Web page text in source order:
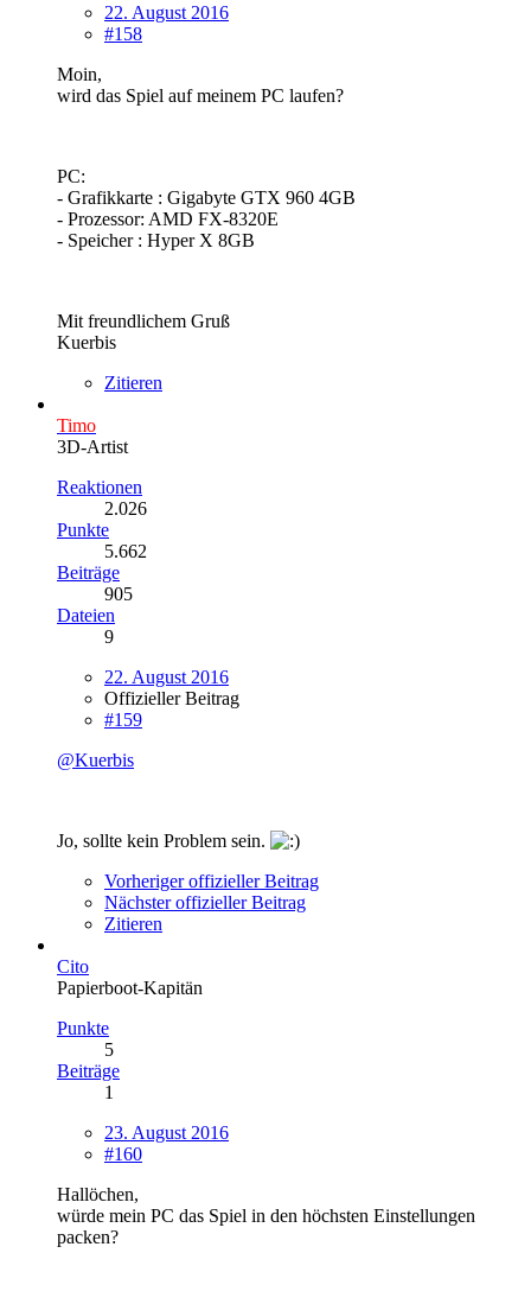
22. August 2016
#158
Moin,
wird das Spiel auf meinem PC laufen?
PC:
- Grafikkarte : Gigabyte GTX 960 4GB
- Prozessor: AMD FX-8320E
- Speicher : Hyper X 8GB
Mit freundlichem Gruß
Kuerbis
Zitieren
Timo
3D-Artist
Reaktionen
2.026
Punkte
5.662
Beiträge
905
Dateien
9
22. August 2016
Offizieller Beitrag
#159
@Kuerbis
Jo, sollte kein Problem sein.
Vorheriger offizieller Beitrag
Nächster offizieller Beitrag
Zitieren
Cito
Papierboot-Kapitän
Punkte
5
Beiträge
1
23. August 2016
#160
Hallöchen,
würde mein PC das Spiel in den höchsten Einstellungen
packen?